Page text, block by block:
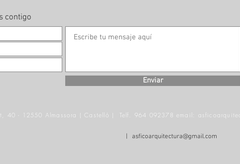
contigo
Enviar
40 - 12550 Almassora ( Castelló ) Telf. 964 092378 email:
asficoarquitectura@gmail.com